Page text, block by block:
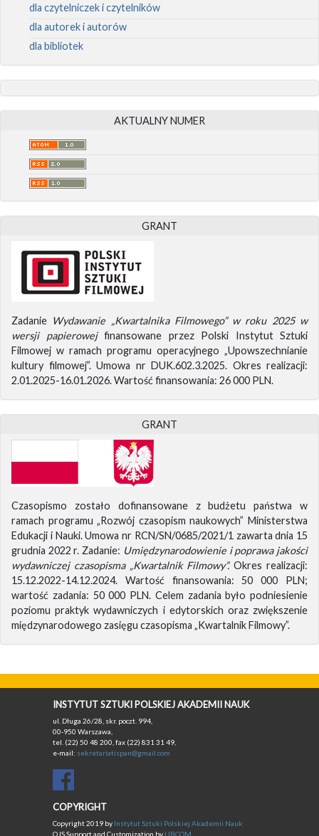
dla czytelniczek i czytelników
dla autorek i autorów
dla bibliotek
AKTUALNY NUMER
GRANT
Zadanie Wydawanie „Kwartalnika Filmowego” w roku 2025 w
wersji papierowejfinansowane przez Polski Instytut Sztuki
Filmowej w ramach programu operacyjnego „Upowszechnianie
kultury filmowej”. Umowa nr DUK.602.3.2025. Okres realizacji:
2.01.2025-16.01.2026. Wartość finansowania: 26 000 PLN.
GRANT
Czasopismo zostało dofinansowane z budżetu państwa w
ramach programu „Rozwój czasopism naukowych” Ministerstwa
Edukacji i Nauki. Umowa nr RCN/SN/0685/2021/1 zawarta dnia 15
grudnia 2022 r. Zadanie: Umiędzynarodowienie i poprawa jakości
wydawniczej czasopisma „Kwartalnik Filmowy”.Okres realizacji:
15.12.2022-14.12.2024. Wartość finansowania: 50 000 PLN;
wartość zadania: 50 000 PLN. Celem zadania było podniesienie
poziomu praktyk wydawniczych i edytorskich oraz zwiększenie
międzynarodowego zasięgu czasopisma „Kwartalnik Filmowy”.
INSTYTUT SZTUKI POLSKIEJ AKADEMII NAUK
ul. Długa 26/28, skr. poczt. 994,
00-950 Warszawa,
tel. (22) 50 48 200, fax (22) 831 31 49,
e-mail: sekretariatispan@gmail.com
COPYRIGHT
Copyright 2019 by Instytut Sztuki Polskiej Akademii Nauk
OJS Support and Customization by LIBCOM